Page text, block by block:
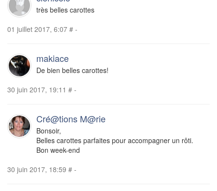
très belles carottes
01 juillet 2017, 6:07 # -
makiace
De bien belles carottes!
30 juin 2017, 19:11 # -
Cré@tions M@rie
Bonsoir,
Belles carottes parfaites pour accompagner un rôti.
Bon week-end
30 juin 2017, 18:59 # -